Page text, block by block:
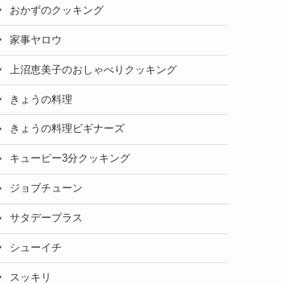
おかずのクッキング
家事ヤロウ
上沼恵美子のおしゃべりクッキング
きょうの料理
きょうの料理ビギナーズ
キューピー3分クッキング
ジョブチューン
サタデープラス
シューイチ
スッキリ